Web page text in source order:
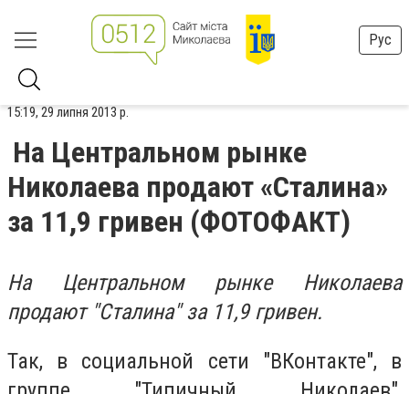
Рус
15:19, 29 липня 2013 р.
На Центральном рынке
Николаева продают «Сталина»
за 11,9 гривен (ФОТОФАКТ)
На Центральном рынке Николаева
продают "Сталина" за 11,9 гривен.
Так, в социальной сети "ВКонтакте", в